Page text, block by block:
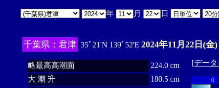
年 月 日
千葉県：君津 35ﾟ21'N 139ﾟ52'E 2024年11月22日(金)
略最高高潮面
224.0 cm
大 潮 升
180.5 cm
[デー
0